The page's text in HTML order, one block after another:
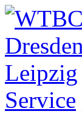
Service